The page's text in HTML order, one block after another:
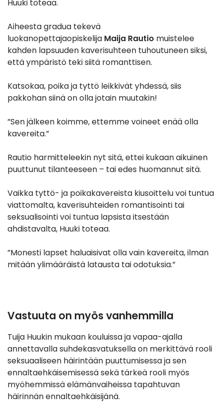
Huuki toteaa.
Aiheesta gradua tekevä
luokanopettajaopiskelija Maija Rautio muistelee
kahden lapsuuden kaverisuhteen tuhoutuneen siksi,
että ympäristö teki siitä romanttisen.
Katsokaa, poika ja tyttö leikkivät yhdessä, siis
pakkohan siinä on olla jotain muutakin!
”Sen jälkeen koimme, ettemme voineet enää olla
kavereita.”
Rautio harmitteleekin nyt sitä, ettei kukaan aikuinen
puuttunut tilanteeseen – tai edes huomannut sitä.
Vaikka tyttö- ja poikakavereista kiusoittelu voi tuntua
viattomalta, kaverisuhteiden romantisointi tai
seksualisointi voi tuntua lapsista itsestään
ahdistavalta, Huuki toteaa.
”Monesti lapset haluaisivat olla vain kavereita, ilman
mitään ylimääräistä latausta tai odotuksia.”
Vastuuta on myös vanhemmilla
Tuija Huukin mukaan kouluissa ja vapaa-ajalla
annettavalla suhdekasvatuksella on merkittävä rooli
seksuaaliseen häirintään puuttumisessa ja sen
ennaltaehkäisemisessä sekä tärkeä rooli myös
myöhemmissä elämänvaiheissa tapahtuvan
häirinnän ennaltaehkäisijänä.